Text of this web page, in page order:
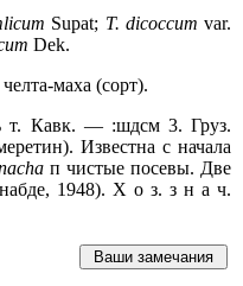
Supat; T. dicoccumvar.
Dek.
маха (сорт).
Кавк. — :шдсм 3. Груз.
Известна с начала
п чистые посевы. Две
1948). X о з. з н а ч.